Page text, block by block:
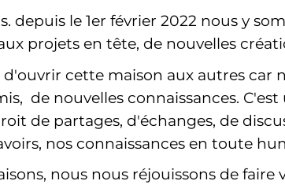
depuis le 1er février 2022 nous y
projets en tête, de nouvelles
d'ouvrir cette maison aux autres
de nouvelles connaissances.
de partages, d'échanges, de
nos connaissances en toute
nous nous réjouissons de